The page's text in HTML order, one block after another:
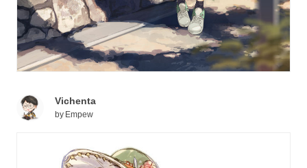
Vichenta
by Empew